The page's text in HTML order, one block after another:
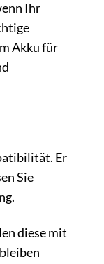
Ihr
Akku für
Er
Sie
diese mit